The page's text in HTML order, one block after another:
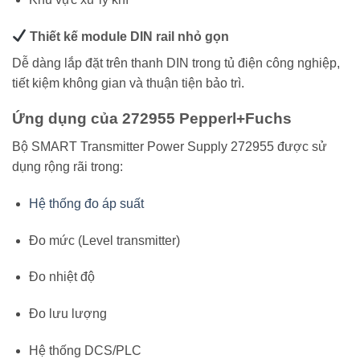
Thiết kế module DIN rail nhỏ gọn
Dễ dàng lắp đặt trên thanh DIN trong tủ điện công nghiệp,
tiết kiệm không gian và thuận tiện bảo trì.
Ứng dụng của 272955 Pepperl+Fuchs
Bộ SMART Transmitter Power Supply 272955 được sử
dụng rộng rãi trong:
Hệ thống đo áp suất
Đo mức (Level transmitter)
Đo nhiệt độ
Đo lưu lượng
Hệ thống DCS/PLC